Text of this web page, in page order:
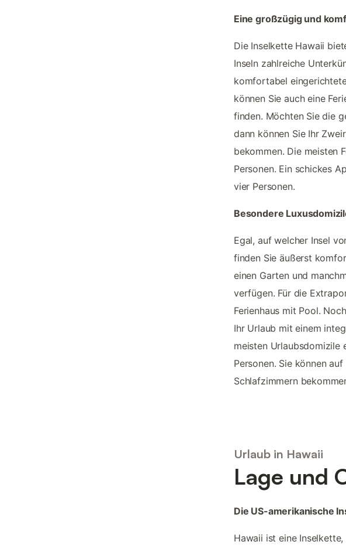
Eine großzügig und
Die Inselkette Hawaii
Inseln zahlreiche
komfortabel
können Sie auch eine
finden. Möchten Sie die
dann können Sie Ihr
bekommen. Die meisten
Personen. Ein schickes
vier Personen.
Besondere
Egal, auf welcher Insel
finden Sie äußerst
einen Garten und
verfügen. Für die
Ferienhaus mit Pool.
Ihr Urlaub mit einem
meisten Urlaubsdomizile
Personen. Sie können
Schlafzimmern
Urlaub in Hawaii
Lage und
Die US-amerikanische
Hawaii ist eine